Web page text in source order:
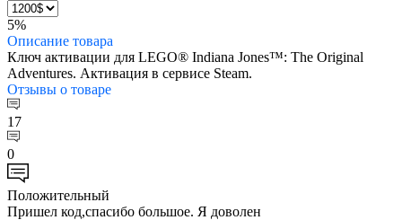
5%
Описание товара
Ключ активации для LEGO® Indiana Jones™: The Original
Adventures. Активация в сервисе Steam.
Отзывы о товаре
17
0
Положительный
Пришел код,спасибо большое. Я доволен